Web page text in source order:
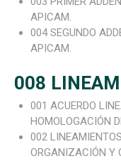
APICAM.
004 SEGUNDO
APICAM.
008
001 ACUERDO
HOMOLOGACIÓN
002
ORGANIZACIÓN Y